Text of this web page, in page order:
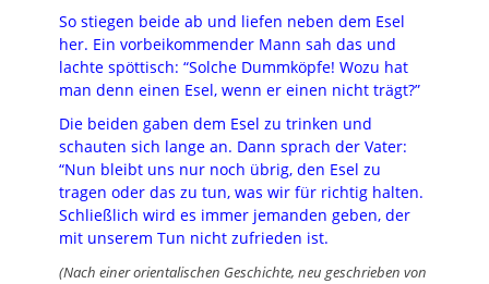
So stiegen beide ab und liefen neben dem Esel
her. Ein vorbeikommender Mann sah das und
lachte spöttisch: “Solche Dummköpfe! Wozu hat
man denn einen Esel, wenn er einen nicht trägt?”
Die beiden gaben dem Esel zu trinken und
schauten sich lange an. Dann sprach der Vater:
“Nun bleibt uns nur noch übrig, den Esel zu
tragen oder das zu tun, was wir für richtig halten.
Schließlich wird es immer jemanden geben, der
mit unserem Tun nicht zufrieden ist.
(Nach einer orientalischen Geschichte, neu geschrieben von